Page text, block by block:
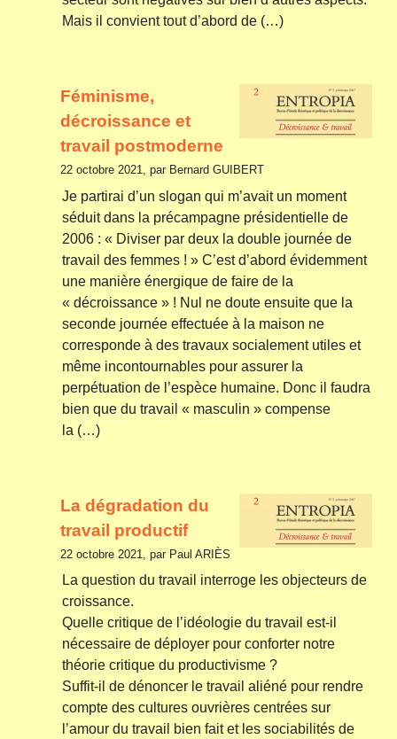
Mais il convient tout d’abord de (…)
Féminisme,
décroissance et
travail postmoderne
22 octobre 2021, par Bernard GUIBERT
Je partirai d’un slogan qui m’avait un moment
séduit dans la précampagne présidentielle de
2006 : « Diviser par deux la double journée de
travail des femmes ! » C’est d’abord évidemment
une manière énergique de faire de la
« décroissance » ! Nul ne doute ensuite que la
seconde journée effectuée à la maison ne
corresponde à des travaux socialement utiles et
même incontournables pour assurer la
perpétuation de l’espèce humaine. Donc il faudra
bien que du travail « masculin » compense
la (…)
La dégradation du
travail productif
22 octobre 2021, par Paul ARIÈS
La question du travail interroge les objecteurs de
croissance.
Quelle critique de l’idéologie du travail est-il
nécessaire de déployer pour conforter notre
théorie critique du productivisme ?
Suffit-il de dénoncer le travail aliéné pour rendre
compte des cultures ouvrières centrées sur
l’amour du travail bien fait et les sociabilités de